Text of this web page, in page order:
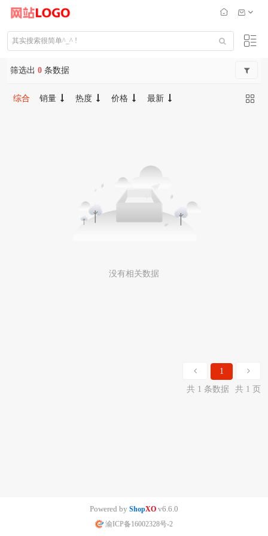
筛选出 0 条数据
综合 销量 热度 价格 最新
没有相关数据
1
共 1 条数据
共 1 页
Powered by ShopXO v6.6.0
渝ICP备16002328号-2